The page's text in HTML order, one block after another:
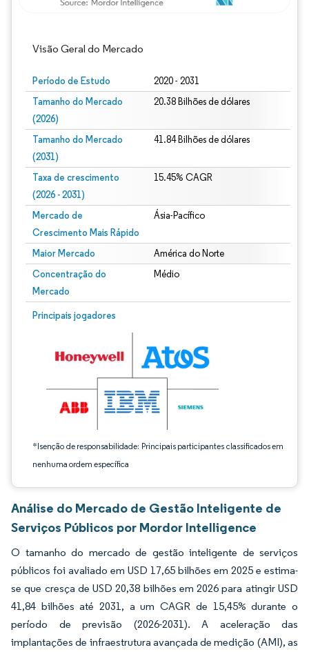
Visão Geral do Mercado
Período de Estudo 2020 - 2031
Tamanho do Mercado
(2026)
20.38 Bilhões de dólares
Tamanho do Mercado
(2031)
41.84 Bilhões de dólares
Taxa de crescimento
(2026 - 2031)
15.45% CAGR
Mercado de
Crescimento Mais Rápido
Ásia-Pacífico
Maior Mercado América do Norte
Concentração do
Mercado
Médio
Principais jogadores
*Isenção de responsabilidade: Principais participantes classificados em
nenhuma ordem específica
Imagem © Mordor Intelligence. O reuso requer atribuição conforme CC BY 4.0.
Análise do Mercado de Gestão Inteligente de
Serviços Públicos por Mordor Intelligence
O tamanho do mercado de gestão inteligente de serviços
públicos foi avaliado em USD 17,65 bilhões em 2025 e estima-
se que cresça de USD 20,38 bilhões em 2026 para atingir USD
41,84 bilhões até 2031, a um CAGR de 15,45% durante o
período de previsão (2026-2031). A aceleração das
implantações de infraestrutura avançada de medição (AMI), as